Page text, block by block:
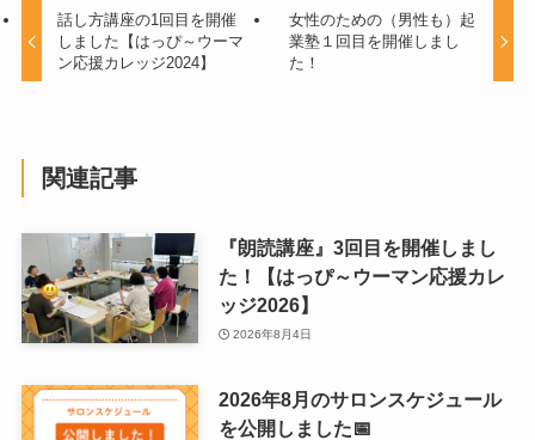
話し方講座の1回目を開催
しました【はっぴ～ウーマ
ン応援カレッジ2024】
女性のための（男性も）起
業塾１回目を開催しまし
た！
関連記事
『朗読講座』3回目を開催しまし
た！【はっぴ～ウーマン応援カレ
ッジ2026】
2026年8月4日
2026年8月のサロンスケジュール
を公開しました📅